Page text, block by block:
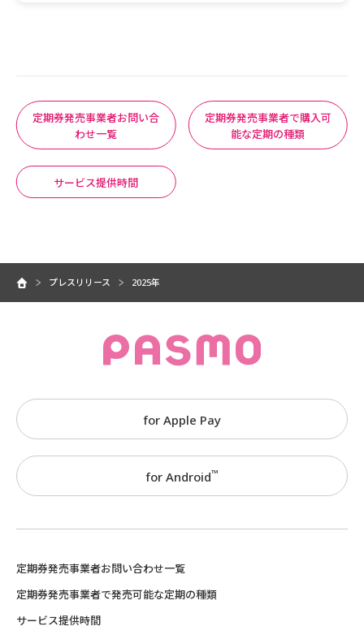
定期券発売事業者お問い合
わせ一覧
定期券発売事業者で購入可
能な定期の種類
サービス提供時間
プレスリリース 2025年
for Apple Pay
for Android™
定期券発売事業者お問い合わせ一覧
定期券発売事業者で発売可能な定期の種類
サービス提供時間